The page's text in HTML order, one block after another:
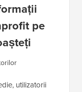
pe
utilizatorii